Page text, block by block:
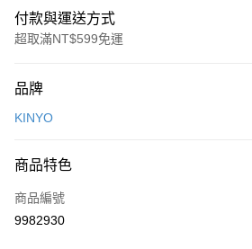
付款與運送方式
超取滿NT$599免運
信用卡一次付款
LINE Pay
Apple Pay
品牌
KINYO
商品特色
商品編號
9982930